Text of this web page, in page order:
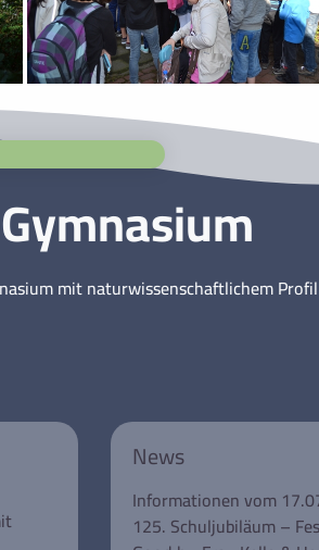
mit naturwissenschaftlichem
News
Informationen vom
125. Schuljubiläum –